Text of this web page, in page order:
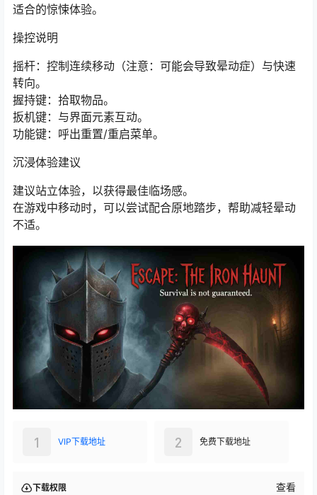
适合的惊悚体验。
操控说明
摇杆：控制连续移动（注意：可能会导致晕动症）与快速
转向。
握持键：拾取物品。
扳机键：与界面元素互动。
功能键：呼出重置/重启菜单。
沉浸体验建议
建议站立体验，以获得最佳临场感。
在游戏中移动时，可以尝试配合原地踏步，帮助减轻晕动
不适。
VIP下载地址
1 免费下载地址
2
下载权限 查看